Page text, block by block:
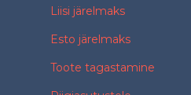
Liisi järelmaks
Esto järelmaks
Toote tagastamine